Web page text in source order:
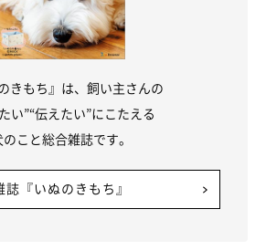
きもち』は、飼い主さんの
い”“伝えたい”にこたえる
こと総合雑誌です。
誌『いぬのきもち』